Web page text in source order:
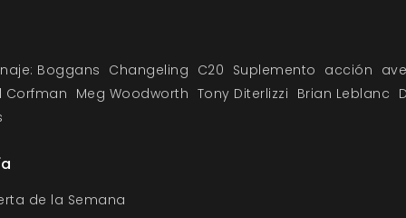
Boggans Changeling C20 Suplemento acción
Corfman Meg Woodworth Tony Diterlizzi Brian Leblanc
de la Semana